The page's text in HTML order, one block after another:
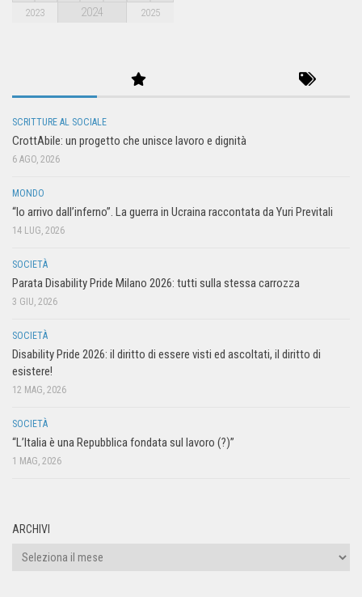
2023 2024 2025
SCRITTURE AL SOCIALE
CrottAbile: un progetto che unisce lavoro e dignità
6 AGO, 2026
MONDO
“Io arrivo dall’inferno”. La guerra in Ucraina raccontata da Yuri Previtali
14 LUG, 2026
SOCIETÀ
Parata Disability Pride Milano 2026: tutti sulla stessa carrozza
3 GIU, 2026
SOCIETÀ
Disability Pride 2026: il diritto di essere visti ed ascoltati, il diritto di
esistere!
12 MAG, 2026
SOCIETÀ
“L’Italia è una Repubblica fondata sul lavoro (?)”
1 MAG, 2026
ARCHIVI